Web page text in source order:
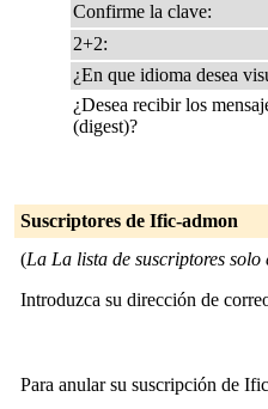
Confirme la clave:
2+2:
¿En que idioma desea
¿Desea recibir los
(digest)?
Suscriptores de Ific-admon
(La La lista de suscriptores
Introduzca su dirección de
Para anular su suscripción de